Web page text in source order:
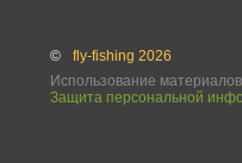
©
fly-fishing 2026
Использование
Защита персональной